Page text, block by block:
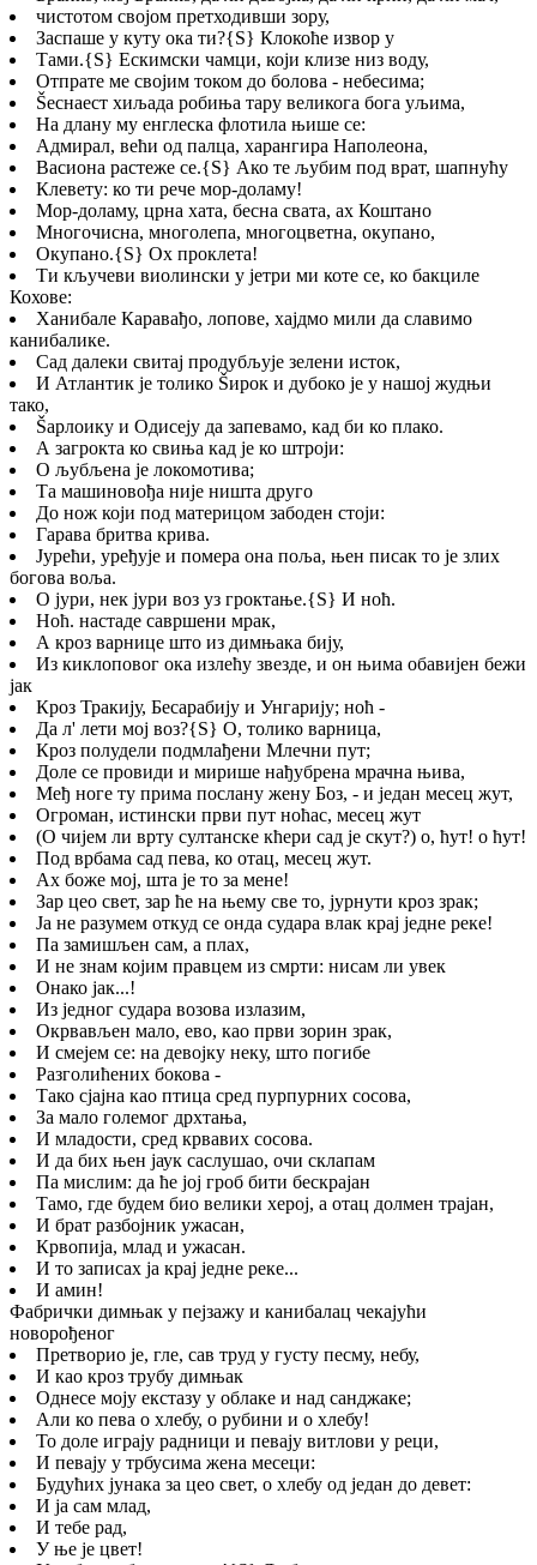
чистотом својом претходивши зору,
Заспаше у куту ока ти?{S} Клокоће извор у
Тами.{S} Ескимски чамци, који клизе низ воду,
Отпрате ме својим током до болова - небесима;
Šеснаест хиљада робиња тару великога бога уљима,
На длану му енглеска флотила њише се:
Адмирал, већи од палца, харангира Наполеона,
Васиона растеже се.{S} Ако те љубим под врат, шапнућу
Клевету: ко ти рече мор-доламу!
Мор-доламу, црна хата, бесна свата, ах Коштано
Многочисна, многолепа, многоцветна, окупано,
Окупано.{S} Ох проклета!
Ти кључеви виолински у јетри ми коте се, ко бакциле
Кохове:
Ханибале Каравађо, лопове, хајдмо мили да славимо
канибалике.
Сад далеки свитај продубљује зелени исток,
И Атлантик је толико Šирок и дубоко је у нашој жудњи
тако,
Šарлоику и Одисеју да запевамо, кад би ко плако.
А загрокта ко свиња кад је ко штроји:
О љубљена је локомотива;
Та машиновођа није ништа друго
До нож који под материцом забоден стоји:
Гарава бритва крива.
Јурећи, уређује и помера она поља, њен писак то је злих
богова воља.
О јури, нек јури воз уз гроктање.{S} И ноћ.
Ноћ. настаде савршени мрак,
А кроз варнице што из димњака бију,
Из киклоповог ока излећу звезде, и он њима обавијен бежи
јак
Кроз Тракију, Бесарабију и Унгарију; ноћ -
Да л' лети мој воз?{S} О, толико варница,
Кроз полудели подмлађени Млечни пут;
Доле се провиди и мирише нађубрена мрачна њива,
Међ ноге ту прима послану жену Боз, - и један месец жут,
Огроман, истински први пут ноћас, месец жут
(О чијем ли врту султанске кћери сад је скут?) о, ћут! о ћут!
Под врбама сад пева, ко отац, месец жут.
Ах боже мој, шта је то за мене!
Зар цео свет, зар ће на њему све то, јурнути кроз зрак;
Ја не разумем откуд се онда судара влак крај једне реке!
Па замишљен сам, а плах,
И не знам којим правцем из смрти: нисам ли увек
Онако јак...!
Из једног судара возова излазим,
Окрвављен мало, ево, као први зорин зрак,
И смејем се: на девојку неку, што погибе
Разголићених бокова -
Тако сјајна као птица сред пурпурних сосова,
За мало големог дрхтања,
И младости, сред крвавих сосова.
И да бих њен јаук саслушао, очи склапам
Па мислим: да ће јој гроб бити бескрајан
Тамо, где будем био велики херој, а отац долмен трајан,
И брат разбојник ужасан,
Крвопија, млад и ужасан.
И то записах ја крај једне реке...
И амин!
Фабрички димњак у пејзажу и канибалац чекајући
новорођеног
Претворио је, гле, сав труд у густу песму, небу,
И као кроз трубу димњак
Однесе моју екстазу у облаке и над санджаке;
Али ко пева о хлебу, о рубини и о хлебу!
То доле играју радници и певају витлови у реци,
И певају у трбусима жена месеци:
Будућих јунака за цео свет, о хлебу од један до девет:
И ја сам млад,
И тебе рад,
У ње је цвет!